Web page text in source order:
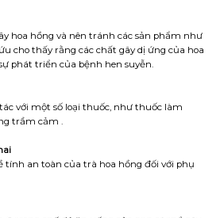
hoa hồng và nên tránh các sản phẩm như
cho thấy rằng các chất gây dị ứng của hoa
phát triển của bệnh hen suyễn.
với một số loại thuốc, như thuốc làm
trầm cảm .
tính an toàn của trà hoa hồng đối với phụ